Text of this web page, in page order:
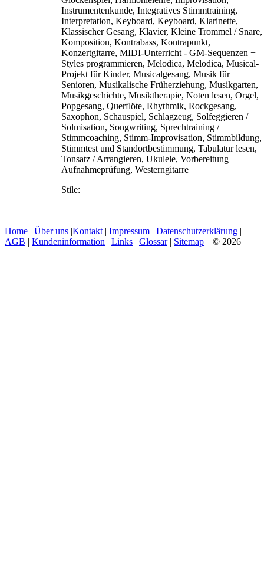
Instrumentenkunde, Integratives Stimmtraining,
Interpretation, Keyboard, Keyboard, Klarinette,
Klassischer Gesang, Klavier, Kleine Trommel / Snare,
Komposition, Kontrabass, Kontrapunkt,
Konzertgitarre, MIDI-Unterricht - GM-Sequenzen +
Styles programmieren, Melodica, Melodica, Musical-
Projekt für Kinder, Musicalgesang, Musik für
Senioren, Musikalische Früherziehung, Musikgarten,
Musikgeschichte, Musiktherapie, Noten lesen, Orgel,
Popgesang, Querflöte, Rhythmik, Rockgesang,
Saxophon, Schauspiel, Schlagzeug, Solfeggieren /
Solmisation, Songwriting, Sprechtraining /
Stimmcoaching, Stimm-Improvisation, Stimmbildung,
Stimmtest und Standortbestimmung, Tabulatur lesen,
Tonsatz / Arrangieren, Ukulele, Vorbereitung
Aufnahmeprüfung, Westerngitarre
Stile:
Home | Über uns |Kontakt | Impressum | Datenschutzerklärung |
AGB | Kundeninformation | Links | Glossar| Sitemap | © 2026